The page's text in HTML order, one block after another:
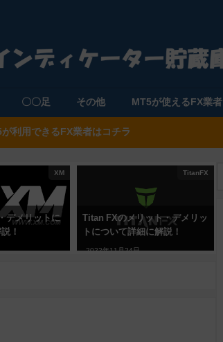
〇〇足 その他 MT5が使えるFX業者
が利用できるFX業者はコチラ
XM
デメリットに
！
TitanFX
Titan FXのメリット・デメリッ
トについて詳細に解説！
2022年11月24日